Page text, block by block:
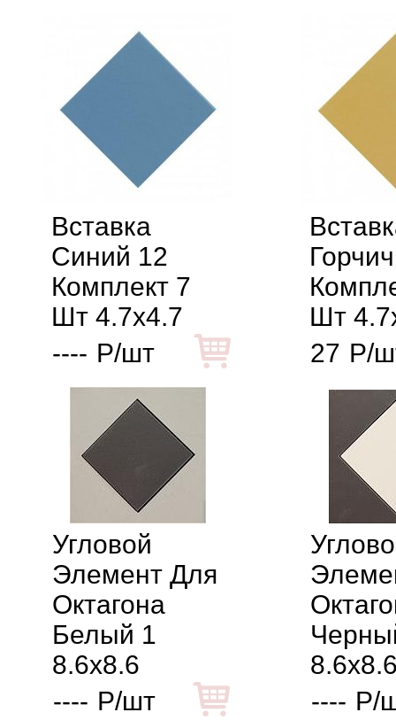
Вставка
Синий 12
Комплект 7
Шт 4.7x4.7
---- Р/шт
Шт
27 Р/
Угловой
Элемент Для
Октагона
Белый 1
8.6x8.6
---- Р/шт
---- Р/